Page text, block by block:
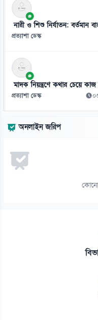
নারী ও শিশু নির্যাতন: বর্তমান
প্রত্যাশা ডেস্ক
মাদক নিয়ন্ত্রণে কথার চেয়ে
প্রত্যাশা ডেস্ক
অনলাইন জরিপ
কোনো